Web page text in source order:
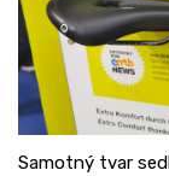
Samotný tvar